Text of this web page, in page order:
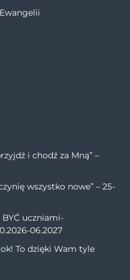
i chodź za Mną” –
wszystko nowe” – 25-
BYĆ uczniami-
06.2027
To dzięki Wam tyle